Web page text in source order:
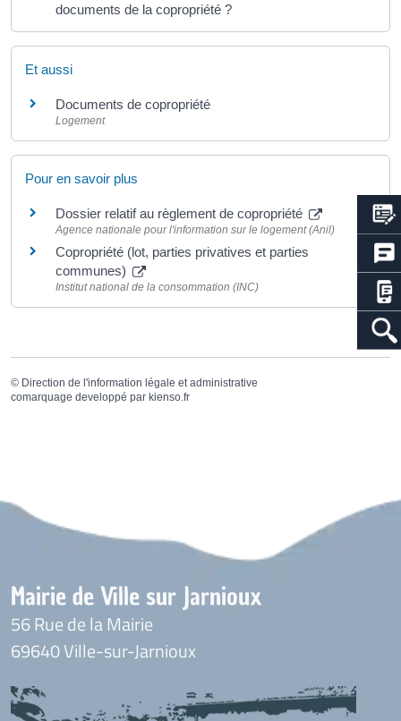
documents de la copropriété ?
Et aussi
Documents de copropriété
Logement
Pour en savoir plus
Dossier relatif au règlement de copropriété
Agence nationale pour l'information sur le logement (Anil)
Copropriété (lot, parties privatives et parties
communes)
Institut national de la consommation (INC)
© Direction de l'information légale et administrative
comarquage developpé par kienso.fr
Mairie de Ville sur Jarnioux
56 Rue de la Mairie
69640 Ville-sur-Jarnioux